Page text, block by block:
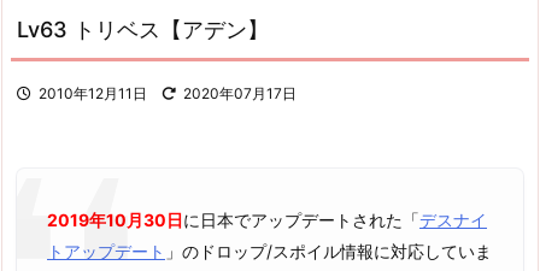
Lv63 トリベス【アデン】
2010年12月11日 2020年07月17日
2019年10月30日に日本でアップデートされた「デスナイ
トアップデート 」のドロップ/スポイル情報に対応していま